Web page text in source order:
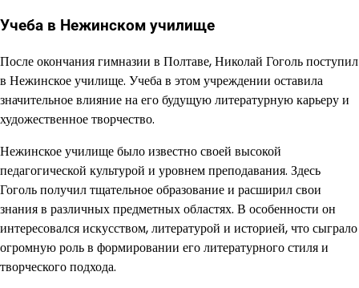
Учеба в Нежинском училище
После окончания гимназии в Полтаве, Николай Гоголь поступил
в Нежинское училище. Учеба в этом учреждении оставила
значительное влияние на его будущую литературную карьеру и
художественное творчество.
Нежинское училище было известно своей высокой
педагогической культурой и уровнем преподавания. Здесь
Гоголь получил тщательное образование и расширил свои
знания в различных предметных областях. В особенности он
интересовался искусством, литературой и историей, что сыграло
огромную роль в формировании его литературного стиля и
творческого подхода.